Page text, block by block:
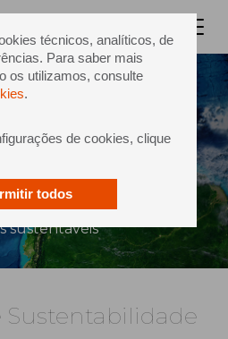
técnicos, analíticos, de
Para saber mais
os utilizamos, consulte
.
de cookies, clique
todos
sustentáveis
Sustentabilidade